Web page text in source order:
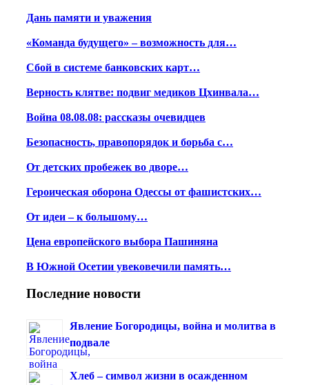
Дань памяти и уважения
«Команда будущего» – возможность для…
Сбой в системе банковских карт…
Верность клятве: подвиг медиков Цхинвала…
Война 08.08.08: рассказы очевидцев
Безопасность, правопорядок и борьба с…
От детских пробежек во дворе…
Героическая оборона Одессы от фашистских…
От идеи – к большому…
Цена европейского выбора Пашиняна
В Южной Осетии увековечили память…
Последние новости
Явление Богородицы, война и молитва в
подвале
Хлеб – символ жизни в осажденном